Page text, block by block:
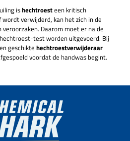
ishechtroesteen kritisch
verwijderd, kan het zich in de
Daarom moet er na de
test worden uitgevoerd. Bij
geschikte hechtroestverwijderaar
voordat de handwas begint.